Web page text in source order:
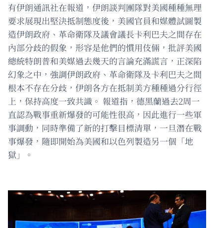
有伊朗通訊社在報道，伊朗談判團隊對美國種種無理
要求展現出堅決抵制態度後，美國官員和媒體試圖製
造伊朗政府、革命衛隊及議會議長卡利巴夫之間存在
內部分歧的假象，形容是他們的慣用伎倆，批評美國
總統特朗普和美媒過去幾天的言論充滿謊言，正深陷
幻象之中，強調伊朗政府、革命衛隊及卡利巴夫之間
根本不存在分歧，伊朗各方在抵制美方種種過分行徑
上，保持高度一致共識。 報道指，德黑蘭過去2周一
直認為戰事重新爆發的可能性很高，因此進行一些軍
事調動，同時準備了新的打擊目標清單，一旦潛在戰
事爆發，隨即開始為美國和以色列製造另一個「地
獄」。